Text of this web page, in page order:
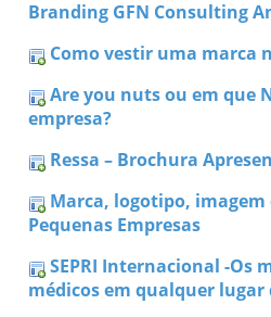
Branding GFN Consulting
Como vestir uma marca
Are you nuts ou em que
empresa?
Ressa – Brochura
Marca, logotipo,
Pequenas Empresas
SEPRI Internacional -Os
médicos em qualquer